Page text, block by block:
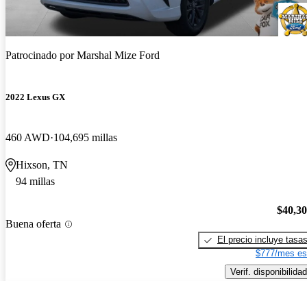
Patrocinado porMarshal Mize Ford
2022 Lexus GX
460 AWD 104,695 millas
Hixson, TN
94 millas
Buena oferta
El precio incluye tasas
$777/mes
Verif. disponibilidad